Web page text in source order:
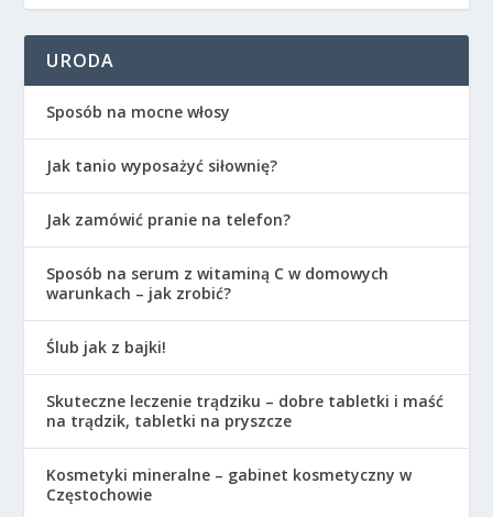
URODA
Sposób na mocne włosy
Jak tanio wyposażyć siłownię?
Jak zamówić pranie na telefon?
Sposób na serum z witaminą C w domowych
warunkach – jak zrobić?
Ślub jak z bajki!
Skuteczne leczenie trądziku – dobre tabletki i maść
na trądzik, tabletki na pryszcze
Kosmetyki mineralne – gabinet kosmetyczny w
Częstochowie